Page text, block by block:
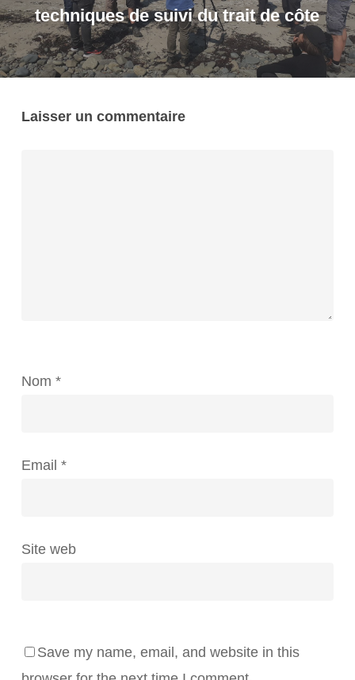
techniques de suivi du trait de côte
Laisser un commentaire
Nom *
Email *
Site web
Save my name, email, and website in this